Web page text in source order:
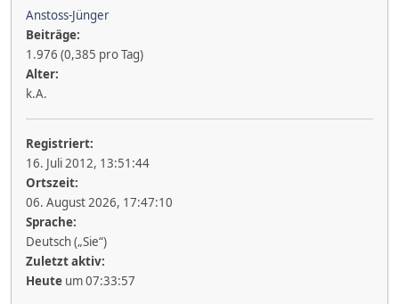
Anstoss-Jünger
Beiträge:
1.976 (0,385 pro Tag)
Alter:
k.A.
Registriert:
16. Juli 2012, 13:51:44
Ortszeit:
06. August 2026, 17:47:10
Sprache:
Deutsch („Sie“)
Zuletzt aktiv:
Heute um 07:33:57